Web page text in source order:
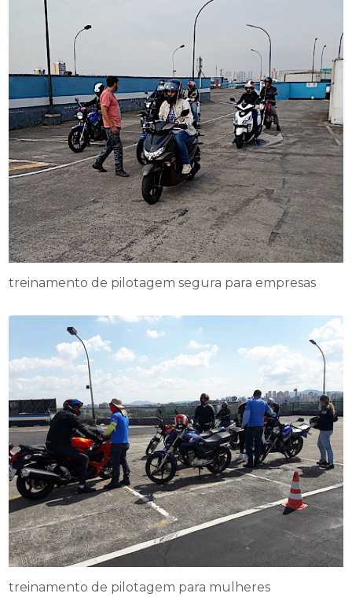
treinamento de pilotagem segura para empresas
treinamento de pilotagem para mulheres